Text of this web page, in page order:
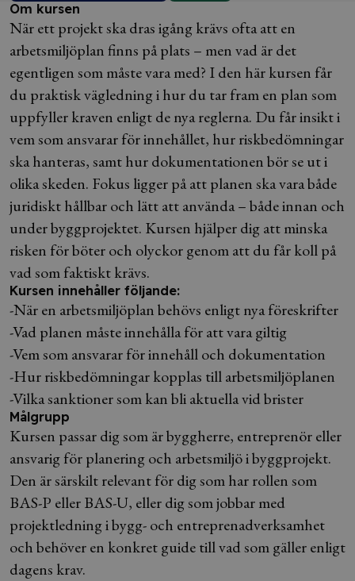
Om kursen
När ett projekt ska dras igång krävs ofta att en
arbetsmiljöplan finns på plats – men vad är det
egentligen som måste vara med? I den här kursen får
du praktisk vägledning i hur du tar fram en plan som
uppfyller kraven enligt de nya reglerna. Du får insikt i
vem som ansvarar för innehållet, hur riskbedömningar
ska hanteras, samt hur dokumentationen bör se ut i
olika skeden. Fokus ligger på att planen ska vara både
juridiskt hållbar och lätt att använda – både innan och
under byggprojektet. Kursen hjälper dig att minska
risken för böter och olyckor genom att du får koll på
vad som faktiskt krävs.
Kursen innehåller följande:
-När en arbetsmiljöplan behövs enligt nya föreskrifter
-Vad planen måste innehålla för att vara giltig
-Vem som ansvarar för innehåll och dokumentation
-Hur riskbedömningar kopplas till arbetsmiljöplanen
-Vilka sanktioner som kan bli aktuella vid brister
Målgrupp
Kursen passar dig som är byggherre, entreprenör eller
ansvarig för planering och arbetsmiljö i byggprojekt.
Den är särskilt relevant för dig som har rollen som
BAS-P eller BAS-U, eller dig som jobbar med
projektledning i bygg- och entreprenadverksamhet
och behöver en konkret guide till vad som gäller enligt
dagens krav.